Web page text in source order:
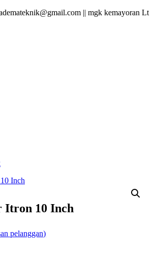
|| mgk kemayoran Lt
Itron 10 Inch
pelanggan)